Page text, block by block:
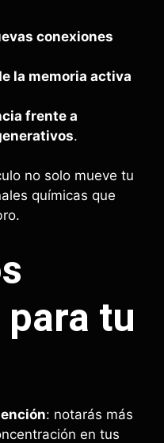
conexiones
la memoria activa
frente a
.
no solo mueve tu
químicas que
tu
: notarás más
en tus